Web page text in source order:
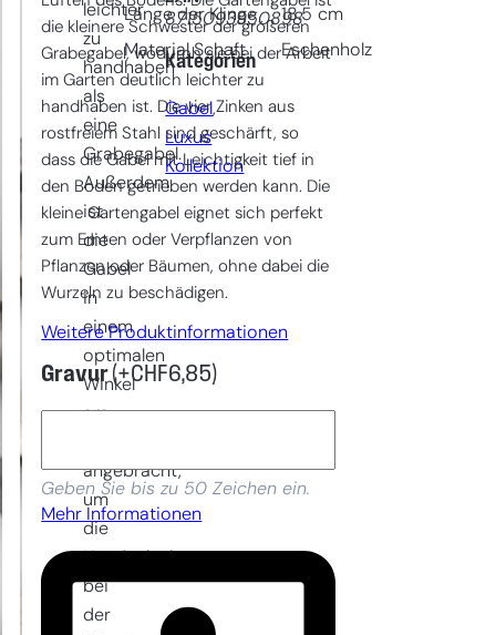
die kleinere Schwester der größeren
Grabegabel, wodurch sie bei der Arbeit
im Garten deutlich leichter zu
handhaben ist. Die vier Zinken aus
rostfreiem Stahl sind geschärft, so
dass die Gabel mit Leichtigkeit tief in
den Boden getrieben werden kann. Die
kleine Gartengabel eignet sich perfekt
zum Ernten oder Verpflanzen von
Pflanzen oder Bäumen, ohne dabei die
Wurzeln zu beschädigen.
Weitere Produktinformationen
Gravur(+CHF6,85)
Geben Sie bis zu 50 Zeichen ein.
Mehr Informationen
leichter
zu
handhaben
als
eine
Grabegabel.
Außerdem
ist
die
Gabel
in
einem
optimalen
Winkel
am
angebracht,
um
die
bei
der
Länge der Klinge 18.5 cm
Material Schaft Eschenholz
8715093950898
Kategorien
Gabel,
Luxus
Kollektion